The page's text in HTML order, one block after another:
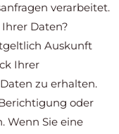
verarbeitet.
Daten?
Auskunft
Ihrer
zu erhalten.
oder
Wenn Sie eine